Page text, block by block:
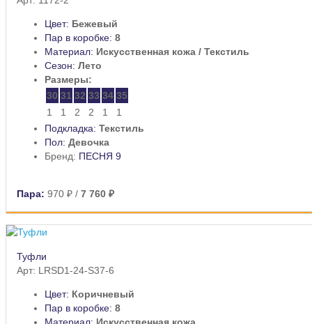
Цвет: Бежевый
Пар в коробке: 8
Материал: Искусственная кожа / Текстиль
Сезон: Лето
Размеры:
30 31 32 33 34 35
1
1 2 2 1
1
Подкладка: Текстиль
Пол: Девочка
Бренд: ПЕСНЯ 9
Пара: 970 ₽ / 7 760 ₽
Туфли
Арт: LRSD1-24-S37-6
Цвет: Коричневый
Пар в коробке: 8